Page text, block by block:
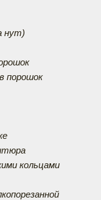
нут)
порошок
кольцами